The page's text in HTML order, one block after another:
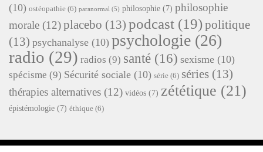
(10) ostéopathie (6) paranormal (5) philosophie (7) philosophie
morale (12)placebo (13) podcast (19)politique
(13) psychanalyse (10) psychologie (26)
radio (29) radios (9) santé (16) sexisme (10)
spécisme (9) Sécurité sociale (10) série (6) séries (13)
thérapies alternatives (12) vidéos (7) zététique (21)
épistémologie (7) éthique (6)